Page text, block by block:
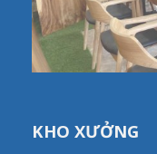
KHO XƯỞNG